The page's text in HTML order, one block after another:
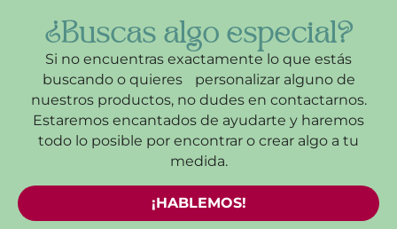
¿Buscas algo especial?
Si no encuentras exactamente lo que estás
buscando o quieres personalizar alguno de
nuestros productos, no dudes en contactarnos.
Estaremos encantados de ayudarte y haremos
todo lo posible por encontrar o crear algo a tu
medida.
¡HABLEMOS!